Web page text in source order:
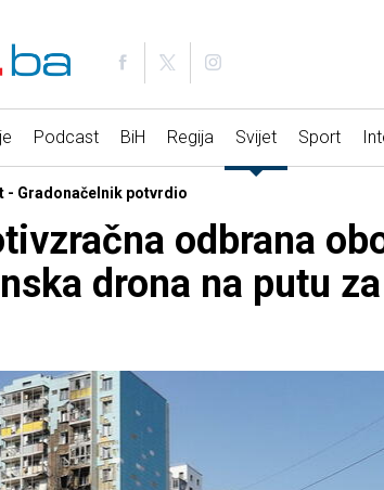
Podcast BiH Regija Svijet Sport
- Gradonačelnik potvrdio
odbrana
drona na putu za